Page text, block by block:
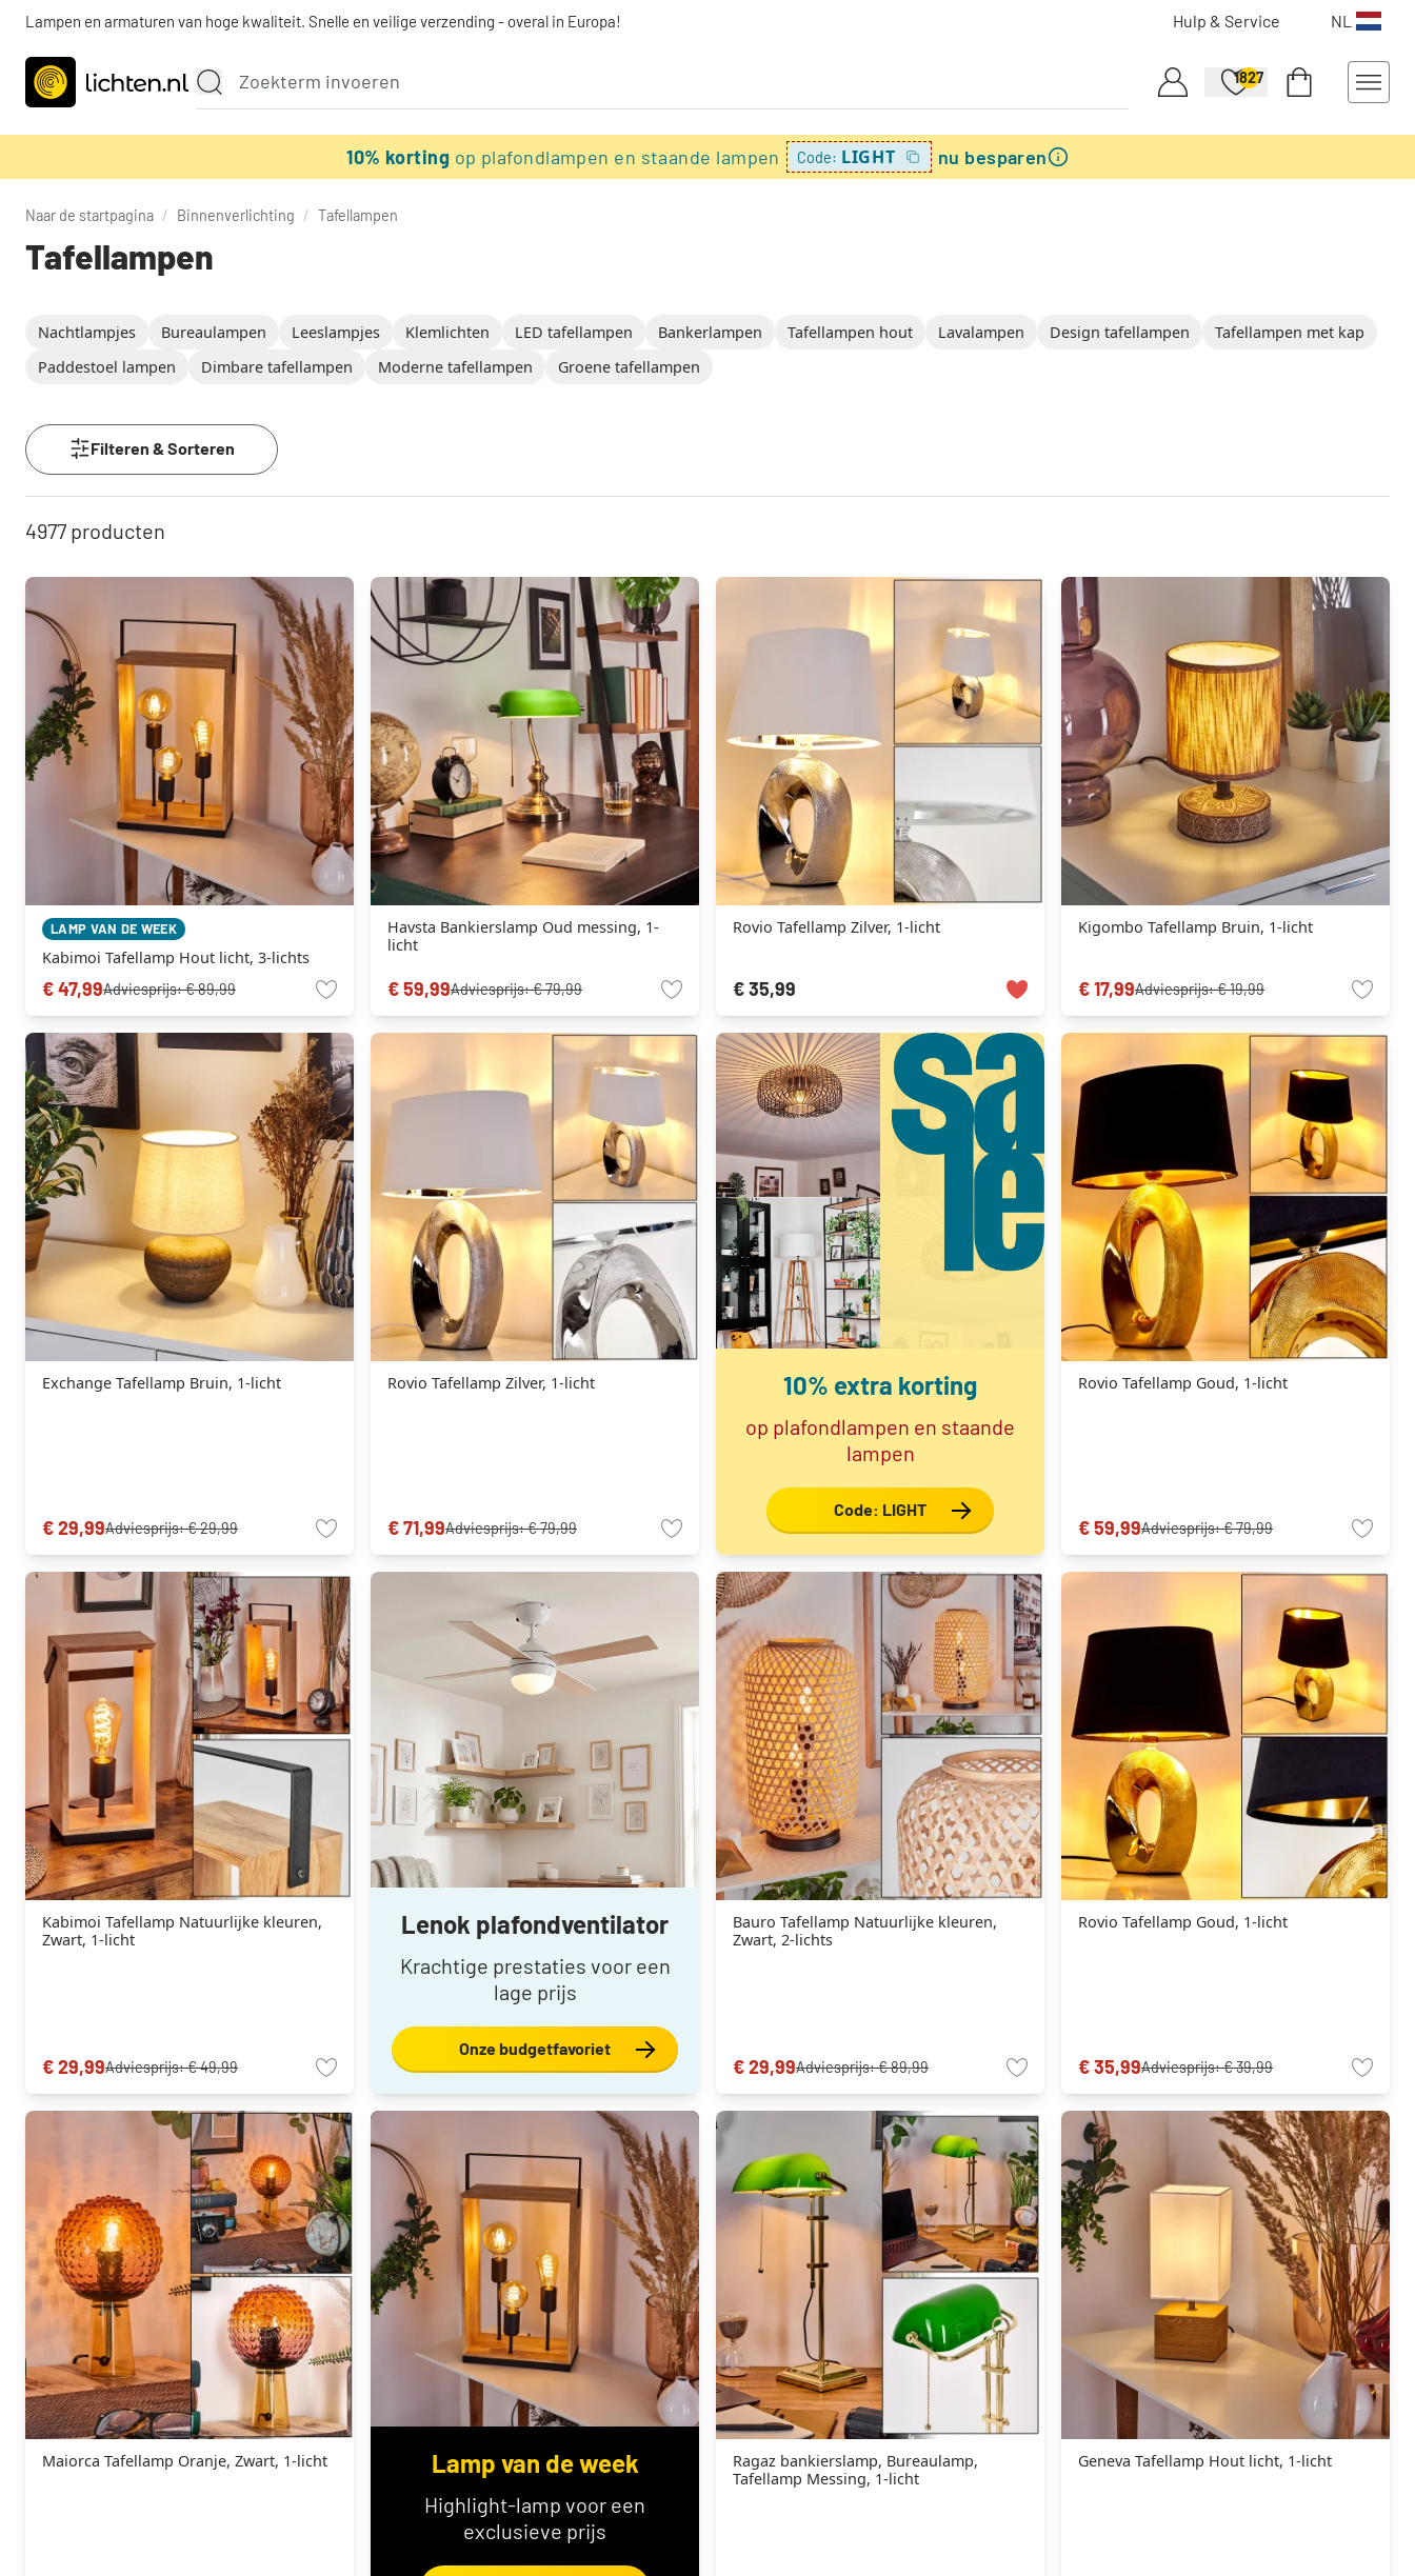
Lampen en armaturen van hoge kwaliteit. Snelle en veilige verzending - overal in Europa! Hulp & Service NL
1827
10% korting op plafondlampen en staande lampen Code: LIGHT nu besparen
Naar de startpagina / Binnenverlichting / Tafellampen
Tafellampen
Nachtlampjes Bureaulampen Leeslampjes Klemlichten LED tafellampen Bankerlampen Tafellampen hout Lavalampen Design tafellampen
Tafellampen met kap
Paddestoel lampen
Dimbare tafellampen Moderne tafellampen Groene tafellampen
Filteren & Sorteren
4977 producten
LAMP VAN DE WEEK
Kabimoi Tafellamp Hout licht, 3-lichts
€ 47,99Adviesprijs:€ 89,99
Havsta Bankierslamp Oud messing, 1-
licht
€ 59,99Adviesprijs:€ 79,99
Rovio Tafellamp Zilver, 1-licht
€ 35,99
Kigombo Tafellamp Bruin, 1-licht
€ 17,99Adviesprijs:€ 19,99
Exchange Tafellamp Bruin, 1-licht
€ 29,99Adviesprijs:€ 29,99
Rovio Tafellamp Zilver, 1-licht
€ 71,99Adviesprijs:€ 79,99
10% extra korting
op plafondlampen en staande
lampen
Code: LIGHT
Rovio Tafellamp Goud, 1-licht
€ 59,99Adviesprijs:€ 79,99
Kabimoi Tafellamp Natuurlijke kleuren,
Zwart, 1-licht
€ 29,99Adviesprijs:€ 49,99
Lenok plafondventilator
Krachtige prestaties voor een
lage prijs
Onze budgetfavoriet
Bauro Tafellamp Natuurlijke kleuren,
Zwart, 2-lichts
€ 29,99Adviesprijs:€ 89,99
Rovio Tafellamp Goud, 1-licht
€ 35,99Adviesprijs:€ 39,99
Maiorca Tafellamp Oranje, Zwart, 1-licht Lamp van de week
Highlight-lamp voor een
exclusieve prijs
Ragaz bankierslamp, Bureaulamp,
Tafellamp Messing, 1-licht
Geneva Tafellamp Hout licht, 1-licht